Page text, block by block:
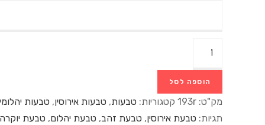
הוספה לסל
מק"ט: 193r קטגוריות: טבעות, טבעות אירוסין, טבעות
תגיות: טבעת אירוסין, טבעת זהב, טבעת יהלום, טבעת יוקרה